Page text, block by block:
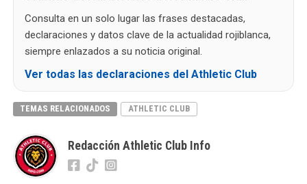
Consulta en un solo lugar las frases destacadas,
declaraciones y datos clave de la actualidad rojiblanca,
siempre enlazados a su noticia original.
Ver todas las declaraciones del Athletic Club
TEMAS RELACIONADOS ATHLETIC CLUB
Redacción Athletic Club Info